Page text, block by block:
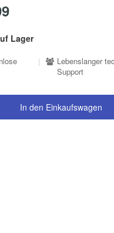
Lager
|
Lebenslanger
Support
In den Einkaufswagen